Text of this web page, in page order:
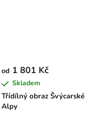
Třídílný obraz Švýcarské
Alpy
od 1 801 Kč
Skladem